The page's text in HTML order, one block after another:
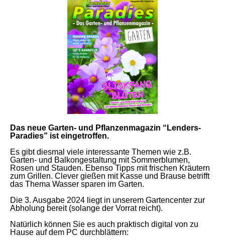
Das neue Garten- und Pflanzenmagazin “Lenders-
Paradies” ist eingetroffen.
Es gibt diesmal viele interessante Themen wie z.B.
Garten- und Balkongestaltung mit Sommerblumen,
Rosen und Stauden. Ebenso Tipps mit frischen Kräutern
zum Grillen. Clever gießen mit Kasse und Brause betrifft
das Thema Wasser sparen im Garten.
Die 3. Ausgabe 2024 liegt in unserem Gartencenter zur
Abholung bereit (solange der Vorrat reicht).
Natürlich können Sie es auch praktisch digital von zu
Hause auf dem PC durchblättern: